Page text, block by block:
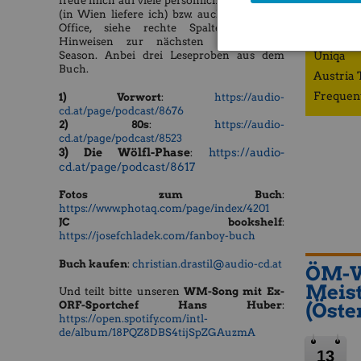
(in Wien liefere ich) bzw. auch bei mir im
Office, siehe rechte Spalte mit den
Hinweisen zur nächsten Börsepeople-
Season. Anbei drei Leseproben aus dem
Buch.
1) Vorwort: https://audio-
cd.at/page/podcast/8676
2) 80s: https://audio-
cd.at/page/podcast/8523
3) Die Wölfl-Phase: https://audio-
cd.at/page/podcast/8617
Fotos zum Buch:
https://www.photaq.com/page/index/4201
JC bookshelf:
https://josefchladek.com/fanboy-buch
Buch kaufen: christian.drastil@audio-cd.at
​​​​​Und teilt bitte unseren WM-Song mit Ex-
ORF-Sportchef Hans Huber:
https://open.spotify.com/intl-
de/album/18PQZ8DBS4tijSpZGAuzmA
Uniqa
Austria
ÖM-
13